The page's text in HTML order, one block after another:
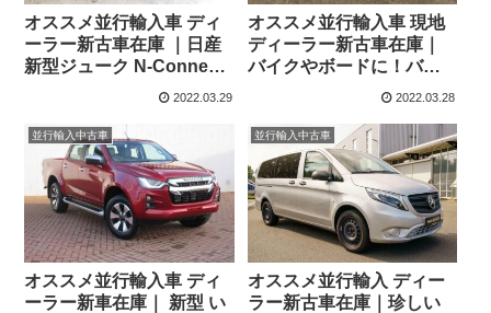
オススメ並行輸入車 ディ
ーラー新古車在庫 ｜日産
新型ジューク N-Connecta
1.0 DIG-T 7DCT 左ハンド
2022.03.29
オススメ並行輸入車 現地
ディーラー新古車在庫｜
バイクやボードに！バッ
クドア観音開き！プジョ
ン プレミアム L3 2.0
BlueHDi120 6MT 3人乗り
左ハンドル
2022.03.28
並行輸入中古車
オススメ並行輸入車 ディ
ーラー新車在庫｜ 新型 い
並行輸入中古車
オススメ並行輸入 ディー
ラー新古車在庫｜珍しい